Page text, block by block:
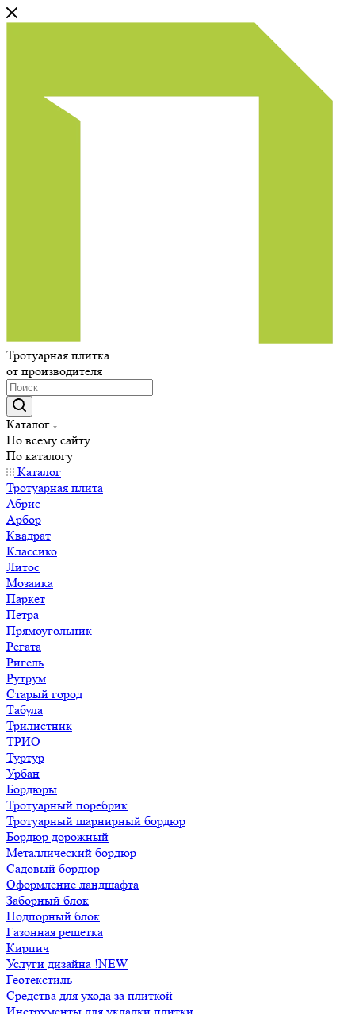
Тротуарная плитка
от производителя
Каталог
По всему сайту
По каталогу
Каталог
Тротуарная плита
Абрис
Арбор
Квадрат
Классико
Литос
Мозаика
Паркет
Петра
Прямоугольник
Регата
Ригель
Рутрум
Старый город
Табула
Трилистник
ТРИО
Туртур
Урбан
Бордюры
Тротуарный поребрик
Тротуарный шарнирный бордюр
Бордюр дорожный
Металлический бордюр
Садовый бордюр
Оформление ландшафта
Заборный блок
Подпорный блок
Газонная решетка
Кирпич
Услуги дизайна !NEW
Геотекстиль
Средства для ухода за плиткой